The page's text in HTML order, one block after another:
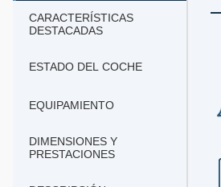
CARACTERÍSTICAS
DESTACADAS
ESTADO DEL COCHE
EQUIPAMIENTO
DIMENSIONES Y
PRESTACIONES